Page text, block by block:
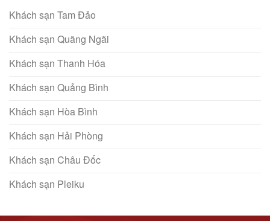
Khách sạn Tam Đảo
Khách sạn Quãng Ngãi
Khách sạn Thanh Hóa
Khách sạn Quảng Bình
Khách sạn Hòa Bình
Khách sạn Hải Phòng
Khách sạn Châu Đốc
Khách sạn Pleiku